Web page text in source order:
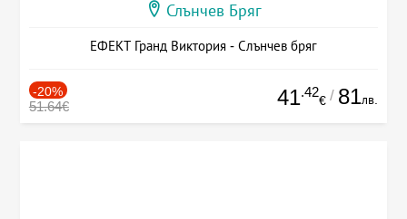
Слънчев Бряг
ЕФЕКТ Гранд Виктория - Слънчев бряг
-20%
51.64€ 41.42
€ / 81лв.